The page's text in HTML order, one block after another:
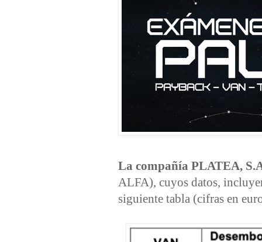
La compañía PLATEA,
ALFA), cuyos datos,
siguiente tabla (cifras en